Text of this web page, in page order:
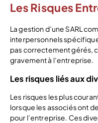
Les Risques
La gestion d’une SARL
interpersonnels
pas correctement gérés,
gravement à l’entreprise.
Les risques liés aux
Les risques les plus
lorsque les associés ont
pour l’entreprise. Ces